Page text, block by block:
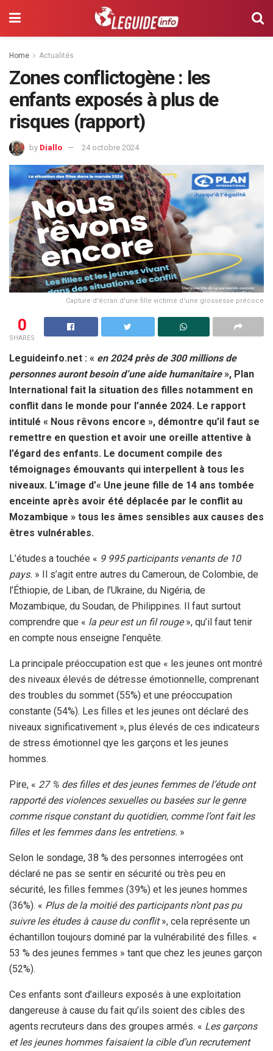
Home Actualités
Zones conflictogène : les
enfants exposés à plus de
risques (rapport)
by Diallo 24 octobre 2024
Capture d'écran d'une fille victime d'une grossesse précoce
0
SHARES
Leguideinfo.net : « en 2024 près de 300 millions de
personnes auront besoin d’une aide humanitaire», Plan
International fait la situation des filles notamment en
conflit dans le monde pour l’année 2024. Le rapport
intitulé « Nous rêvons encore », démontre qu’il faut se
remettre en question et avoir une oreille attentive à
l’égard des enfants. Le document compile des
témoignages émouvants qui interpellent à tous les
niveaux. L’image d’« Une jeune fille de 14 ans tombée
enceinte après avoir été déplacée par le conflit au
Mozambique » tous les âmes sensibles aux causes des
êtres vulnérables.
L’études a touchée « 9 995 participants venants de 10
pays. » Il s’agit entre autres du Cameroun, de Colombie, de
l’Éthiopie, de Liban, de l’Ukraine, du Nigéria, de
Mozambique, du Soudan, de Philippines. Il faut surtout
comprendre que « la peur est un fil rouge», qu’il faut tenir
en compte nous enseigne l’enquête.
La principale préoccupation est que « les jeunes ont montré
des niveaux élevés de détresse émotionnelle, comprenant
des troubles du sommet (55%) et une préoccupation
constante (54%). Les filles et les jeunes ont déclaré des
niveaux significativement », plus élevés de ces indicateurs
de stress émotionnel qye les garçons et les jeunes
hommes.
Pire, « 27 % des filles et des jeunes femmes de l’étude ont
rapporté des violences sexuelles ou basées sur le genre
comme risque constant du quotidien, comme l’ont fait les
filles et les femmes dans les entretiens. »
Selon le sondage, 38 % des personnes interrogées ont
déclaré ne pas se sentir en sécurité ou très peu en
sécurité, les filles femmes (39%) et les jeunes hommes
(36%). « Plus de la moitié des participants n’ont pas pu
suivre les études à cause du conflit», cela représente un
échantillon toujours dominé par la vulnérabilité des filles. «
53 % des jeunes femmes » tant que chez les jeunes garçon
(52%).
Ces enfants sont d’ailleurs exposés à une exploitation
dangereuse à cause du fait qu’ils soient des cibles des
agents recruteurs dans des groupes armés. « Les garçons
et les jeunes hommes faisaient la cible d’un recrutement